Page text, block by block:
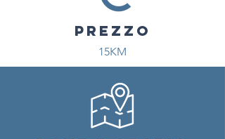
PREZZO
15KM